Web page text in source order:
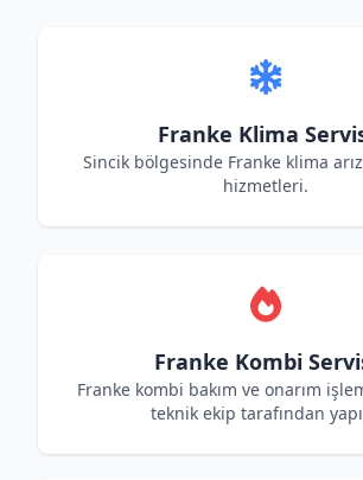
Franke Klima
Sincik bölgesinde Franke klima
hizmetleri.
Franke Kombi
Franke kombi bakım ve onarım
teknik ekip tarafından